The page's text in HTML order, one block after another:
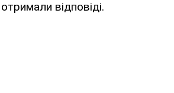
відповіді.